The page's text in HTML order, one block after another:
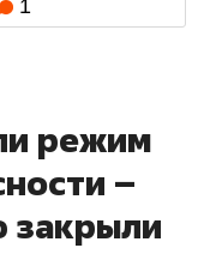
1
режим
–
закрыли